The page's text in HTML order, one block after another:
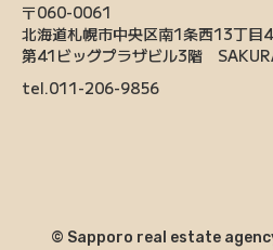
〒060-0061
北海道札幌市中央区南1条西13丁目
第41ビッグプラザビル3階
tel.011-206-9856
© Sapporo real estate